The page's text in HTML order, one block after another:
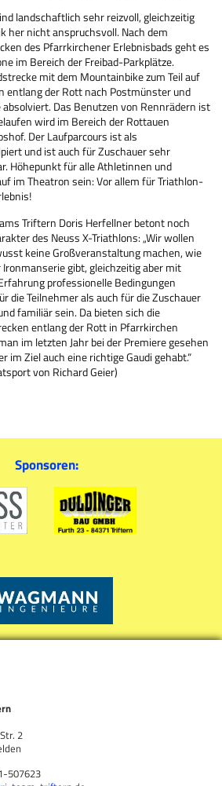
landschaftlich sehr reizvoll, gleichzeitig
her nicht anspruchsvoll. Nach dem
des Pfarrkirchener Erlebnisbads geht es
im Bereich der Freibad-Parkplätze.
mit dem Mountainbike zum Teil auf
entlang der Rott nach Postmünster und
Das Benutzen von Rennrädern ist
wird im Bereich der Rottauen
Der Laufparcours ist als
und ist auch für Zuschauer sehr
Höhepunkt für alle Athletinnen und
im Theatron sein: Vor allem für Triathlon-
Triftern Doris Herfellner betont noch
des Neuss X-Triathlons: „Wir wollen
keine Großveranstaltung machen, wie
Ironmanserie gibt, gleichzeitig aber mit
professionelle Bedingungen
die Teilnehmer als auch für die Zuschauer
familiär sein. Da bieten sich die
entlang der Rott in Pfarrkirchen
im letzten Jahr bei der Premiere gesehen
im Ziel auch eine richtige Gaudi gehabt.“
von Richard Geier)
Sponsoren:
2
507623